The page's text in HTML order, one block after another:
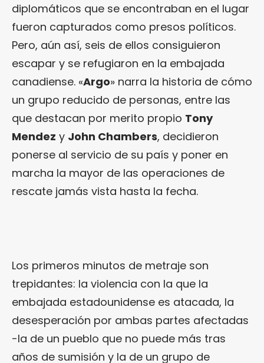
diplomáticos que se encontraban en el lugar
fueron capturados como presos políticos.
Pero, aún así, seis de ellos consiguieron
escapar y se refugiaron en la embajada
canadiense. «Argo» narra la historia de cómo
un grupo reducido de personas, entre las
que destacan por merito propio Tony
Mendez y John Chambers, decidieron
ponerse al servicio de su país y poner en
marcha la mayor de las operaciones de
rescate jamás vista hasta la fecha.
Los primeros minutos de metraje son
trepidantes: la violencia con la que la
embajada estadounidense es atacada, la
desesperación por ambas partes afectadas
-la de un pueblo que no puede más tras
años de sumisión y la de un grupo de